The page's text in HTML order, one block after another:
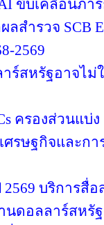
ขับเคลื่อนภ
สำรวจ SCB
2569
าร์สหรัฐอาจไ
ครองส่วนแบ่
ศรษฐกิจและก
บริการสื่
นดอลลาร์สหรั